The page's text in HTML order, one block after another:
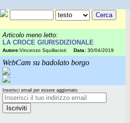
Articolo meno letto:
LA CROCE GIURISDIZIONALE
Autore:Vincenzo Squillacioti Data: 30/04/2019
WebCam su badolato borgo
Inserisci email per essere aggiornato